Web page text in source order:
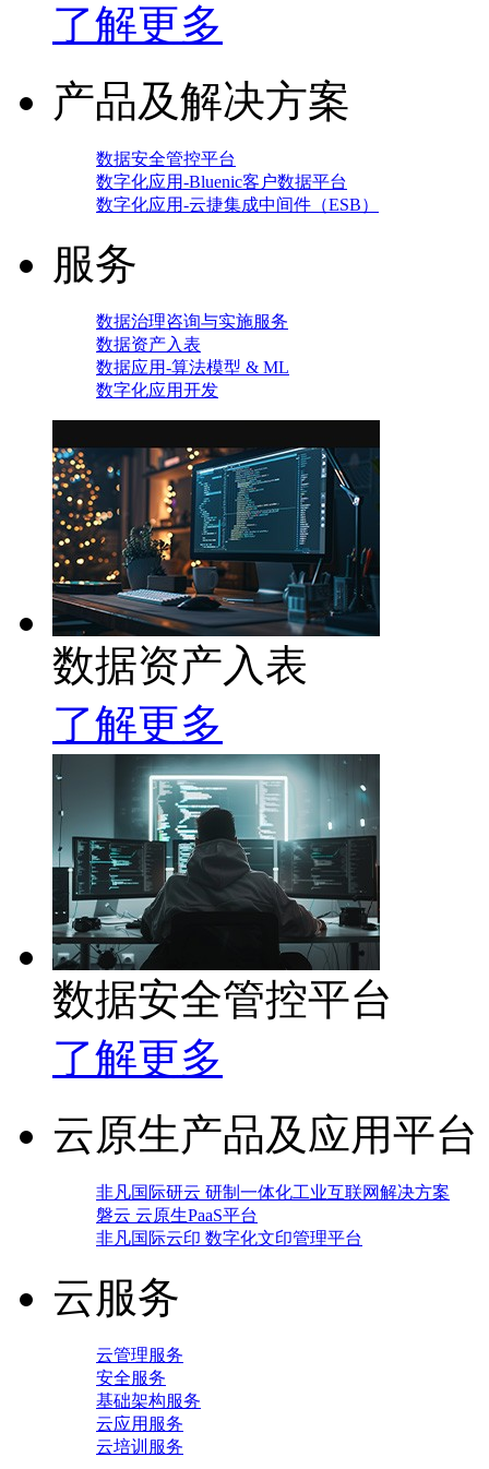
了解更多
产品及解决方案
数据安全管控平台
数字化应用-Bluenic客户数据平台
数字化应用-云捷集成中间件（ESB）
服务
数据治理咨询与实施服务
数据资产入表
数据应用-算法模型 & ML
数字化应用开发
数据资产入表
了解更多
数据安全管控平台
了解更多
云原生产品及应用平台
非凡国际研云 研制一体化工业互联网解决方案
磐云 云原生PaaS平台
非凡国际云印 数字化文印管理平台
云服务
云管理服务
安全服务
基础架构服务
云应用服务
云培训服务